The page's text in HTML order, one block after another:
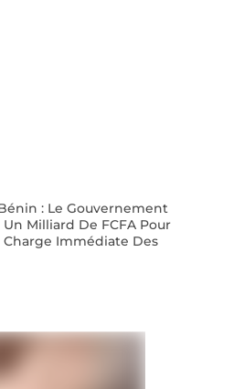
: Le Gouvernement
Milliard De FCFA Pour
Charge Immédiate Des